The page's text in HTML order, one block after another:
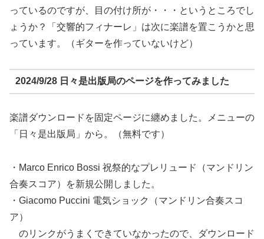
っているのですが、目の付け所が・・・というところでし
ょうか？「交響的フィナーレ」は次に楽譜を置こうかと思
っています。（ギターを作っていないけど）
2024/9/28 日々是出版局のページを作ってみました
楽譜ダウンロードを固定ページに纏めました。メニューの
「日々是出版局」から。（無料です）
・Marco Enrico Bossi 祝祭的なプレリュード（マンドリン
合奏スコア）を新規公開しました。
・Giacomo Puccini 電気ショック（マンドリン合奏スコ
ア）
のリンクがうまくできていなかったので、ダウンロード